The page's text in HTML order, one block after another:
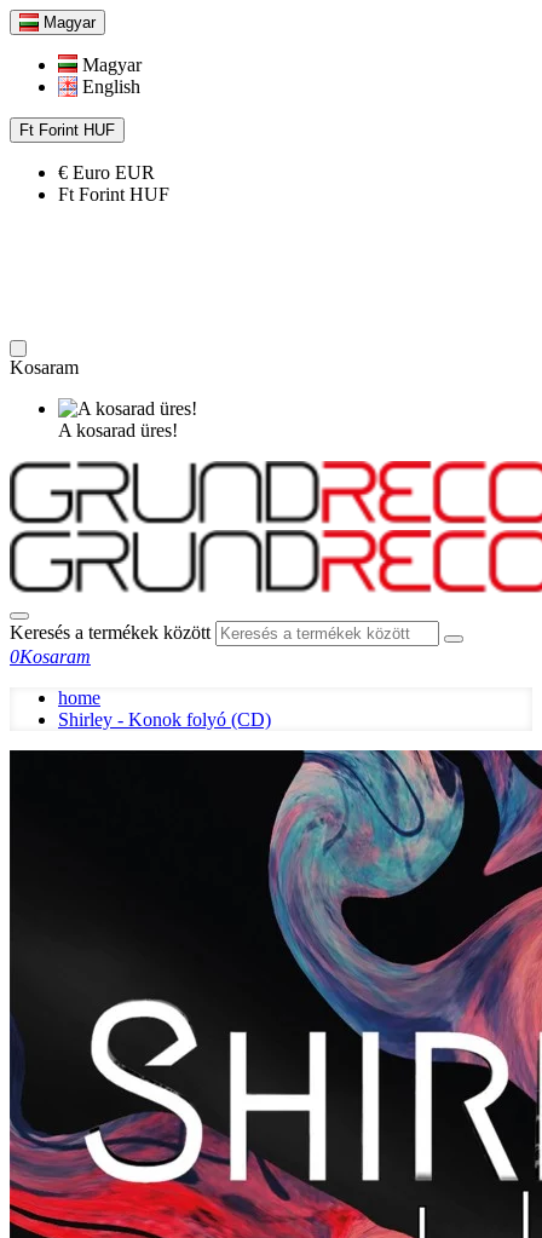
Magyar
Magyar
English
Ft Forint HUF
€ Euro EUR
Ft Forint HUF
Kosaram
A kosarad üres!
Keresés a termékek között
0Kosaram
home
Shirley - Konok folyó (CD)